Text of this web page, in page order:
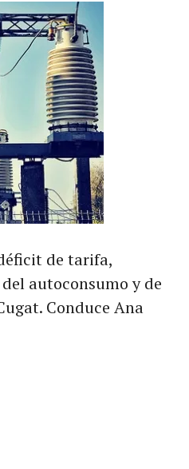
de tarifa,
autoconsumo y de
Conduce Ana